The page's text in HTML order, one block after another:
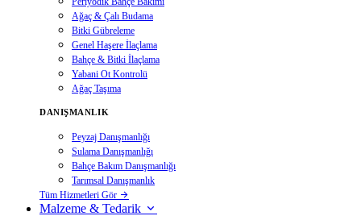
Ağaç & Çalı Budama
Bitki Gübreleme
Genel Haşere İlaçlama
Bahçe & Bitki İlaçlama
Yabani Ot Kontrolü
Ağaç Taşıma
DANIŞMANLIK
Peyzaj Danışmanlığı
Sulama Danışmanlığı
Bahçe Bakım Danışmanlığı
Tarımsal Danışmanlık
Tüm Hizmetleri Gör
Malzeme & Tedarik